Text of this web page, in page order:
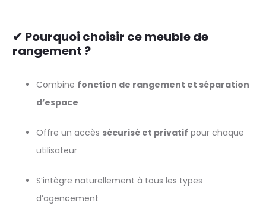
✔ Pourquoi choisir ce meuble de
rangement ?
Combine fonction de rangement et séparation
d’espace
Offre un accès sécurisé et privatif pour chaque
utilisateur
S’intègre naturellement à tous les types
d’agencement